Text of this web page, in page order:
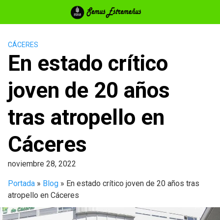
CÁCERES
En estado crítico
joven de 20 años
tras atropello en
Cáceres
noviembre 28, 2022
Portada » Blog » En estado crítico joven de 20 años tras
atropello en Cáceres